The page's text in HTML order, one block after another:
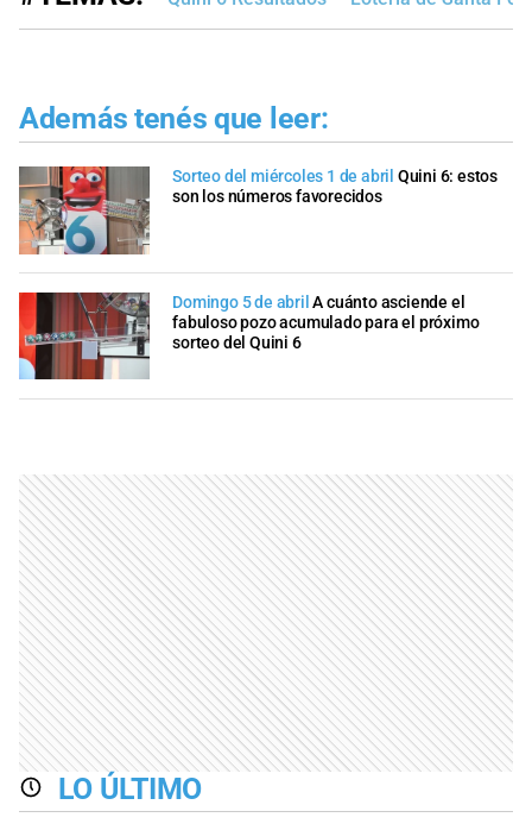
Además tenés que leer:
Sorteo del miércoles 1 de abril Quini 6: estos
son los números favorecidos
Domingo 5 de abril A cuánto asciende el
fabuloso pozo acumulado para el próximo
sorteo del Quini 6
LO ÚLTIMO